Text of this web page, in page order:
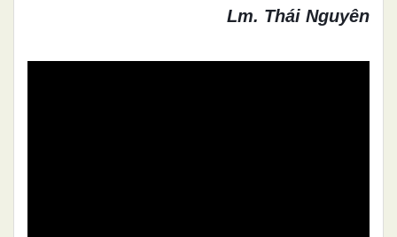
Lm. Thái Nguyên